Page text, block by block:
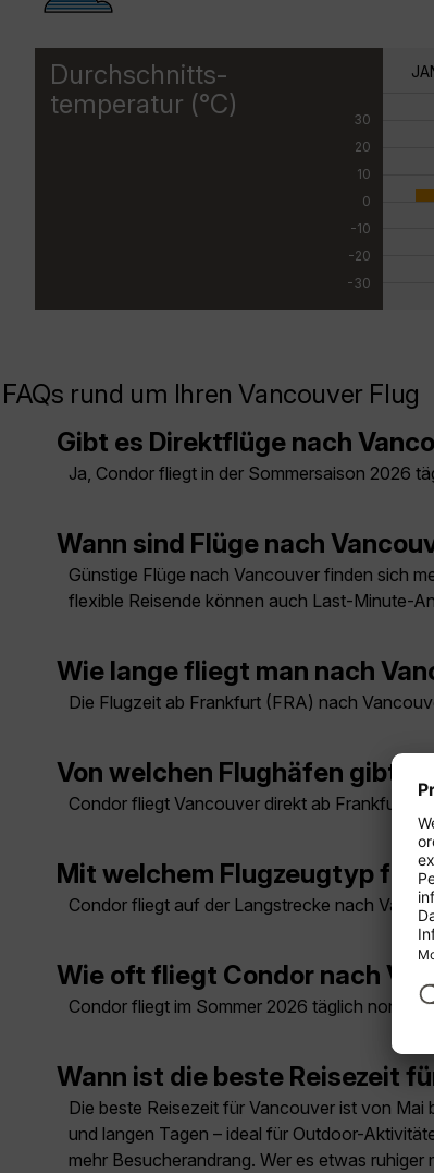
Durchschnitts-
temperatur (°C)
30
20
10
0
-10
-20
-30
FAQs rund um Ihren Vancouver Flug
Gibt es Direktflüge nach
Ja, Condor fliegt in der Sommersaison 2026
Wann sind Flüge nach
Günstige Flüge nach Vancouver finden sich
flexible Reisende können auch Last-Minute-
Wie lange fliegt man nach
Die Flugzeit ab Frankfurt (FRA) nach
Von welchen Flughäfen gibt es
Condor fliegt Vancouver direkt ab Frankfurt
Mit welchem Flugzeugtyp
Condor fliegt auf der Langstrecke nach
Wie oft fliegt Condor nach
Condor fliegt im Sommer 2026 täglich
Wann ist die beste Reisezeit
Die beste Reisezeit für Vancouver ist von Mai
und langen Tagen – ideal für Outdoor-
mehr Besucherandrang. Wer es etwas